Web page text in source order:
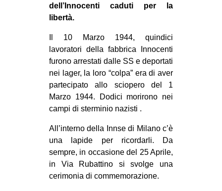
CULTURE
ARTE
CINEMA
MANIFESTI
MUSICA
INTERNAZIONALE
AFRICA
dell’Innocenti caduti per la
libertà.
Il 10 Marzo 1944, quindici
lavoratori della fabbrica Innocenti
furono arrestati dalle SS e deportati
nei lager, la loro “colpa” era di aver
partecipato allo sciopero del 1
Marzo 1944. Dodici morirono nei
campi di sterminio nazisti .
All’interno della Innse di Milano c’è
una lapide per ricordarli. Da
sempre, in occasione del 25 Aprile,
in Via Rubattino si svolge una
cerimonia di commemorazione.